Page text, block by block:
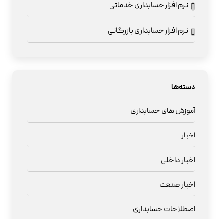
نرم افزار حسابداری خدماتی
نرم افزار حسابداری بازرگانی
دسته‌ها
آموزش های حسابداری
اخبار
اخبار داخلی
اخبار صنعت
اصطلاحات حسابداری